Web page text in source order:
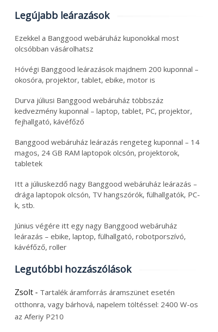
Legújabb leárazások
Ezekkel a Banggood webáruház kuponokkal most
olcsóbban vásárolhatsz
Hóvégi Banggood leárazások majdnem 200 kuponnal –
okosóra, projektor, tablet, ebike, motor is
Durva júliusi Banggood webáruház többszáz
kedvezmény kuponnal – laptop, tablet, PC, projektor,
fejhallgató, kávéfőző
Banggood webáruház leárazás rengeteg kuponnal – 14
magos, 24 GB RAM laptopok olcsón, projektorok,
tabletek
Itt a júliuskezdő nagy Banggood webáruház leárazás –
drága laptopok olcsón, TV hangszórók, fülhallgatók, PC-
k, stb.
Június végére itt egy nagy Banggood webáruház
leárazás – ebike, laptop, fülhallgató, robotporszívó,
kávéfőző, roller
Legutóbbi hozzászólások
Zsolt - Tartalék áramforrás áramszünet esetén
otthonra, vagy bárhová, napelem töltéssel: 2400 W-os
az Aferiy P210